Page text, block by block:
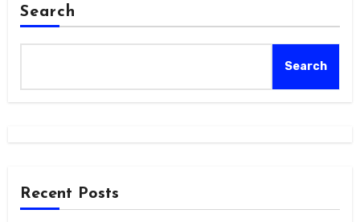
Search
Search
Recent Posts